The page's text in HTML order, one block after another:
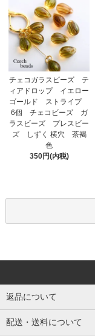
チェコガラスビーズ テ
ィアドロップ イエロー
ゴールド ストライプ
6個 チェコビーズ ガ
ラスビーズ プレスビー
ズ しずく 横穴 茶褐
色
350円(内税)
返品について
配送・送料について